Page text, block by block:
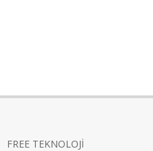
FREE TEKNOLOJİ